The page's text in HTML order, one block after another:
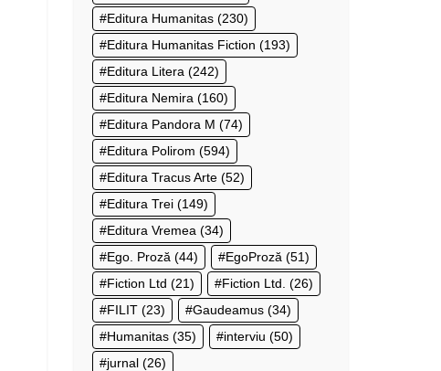
Editura Humanitas (230)
Editura Humanitas Fiction (193)
Editura Litera (242)
Editura Nemira (160)
Editura Pandora M (74)
Editura Polirom (594)
Editura Tracus Arte (52)
Editura Trei (149)
Editura Vremea (34)
Ego. Proză (44) EgoProză (51)
Fiction Ltd (21) Fiction Ltd. (26)
FILIT (23) Gaudeamus (34)
Humanitas (35) interviu (50)
jurnal (26)